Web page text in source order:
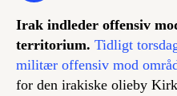
Irak indleder offensiv
territorium. Tidligt
militær offensiv mod
for den irakiske olieby